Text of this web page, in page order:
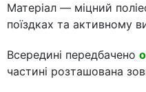
Матеріал — міцний
поїздках та активному
Всередині передбачено
частині розташована